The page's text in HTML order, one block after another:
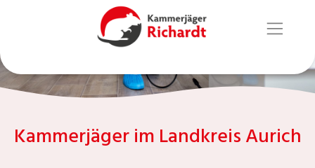
Kammerjäger im Landkreis Aurich